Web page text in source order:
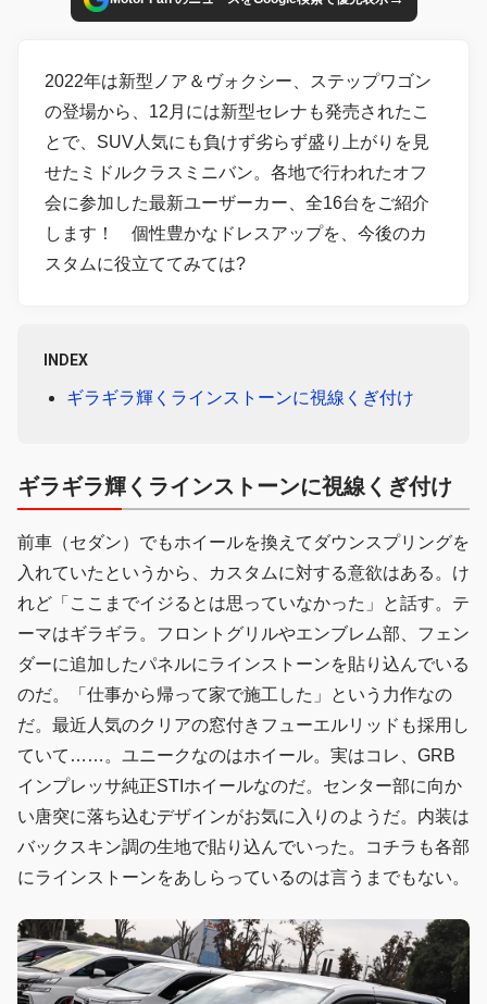
2022年は新型ノア＆ヴォクシー、ステップワゴン
の登場から、12月には新型セレナも発売されたこ
とで、SUV人気にも負けず劣らず盛り上がりを見
せたミドルクラスミニバン。各地で行われたオフ
会に参加した最新ユーザーカー、全16台をご紹介
します！ 個性豊かなドレスアップを、今後のカ
スタムに役立ててみては?
INDEX
ギラギラ輝くラインストーンに視線くぎ付け
ギラギラ輝くラインストーンに視線くぎ付け
前車（セダン）でもホイールを換えてダウンスプリングを
入れていたというから、カスタムに対する意欲はある。け
れど「ここまでイジるとは思っていなかった」と話す。テ
ーマはギラギラ。フロントグリルやエンブレム部、フェン
ダーに追加したパネルにラインストーンを貼り込んでいる
のだ。「仕事から帰って家で施工した」という力作なの
だ。最近人気のクリアの窓付きフューエルリッドも採用し
ていて……。ユニークなのはホイール。実はコレ、GRB
インプレッサ純正STIホイールなのだ。センター部に向か
い唐突に落ち込むデザインがお気に入りのようだ。内装は
バックスキン調の生地で貼り込んでいった。コチラも各部
にラインストーンをあしらっているのは言うまでもない。